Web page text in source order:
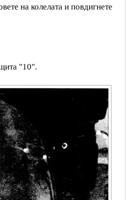
на колелата и повдигнете
"10".